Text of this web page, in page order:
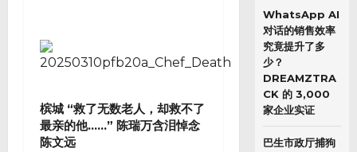
槟城 “救了无数老人，却救不了
最亲的他……” 陈瑞万含泪悼念
陈文远
WhatsApp AI
对话的销售效率
究竟提升了多
少？
DREAMZTRA
CK 的 3,000
家企业实证
巴生市政厅捕狗